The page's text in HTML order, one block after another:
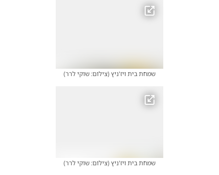
שמחת בית ויז'ניץ(צילום: שוקי לרר)
שמחת בית ויז'ניץ(צילום: שוקי לרר)